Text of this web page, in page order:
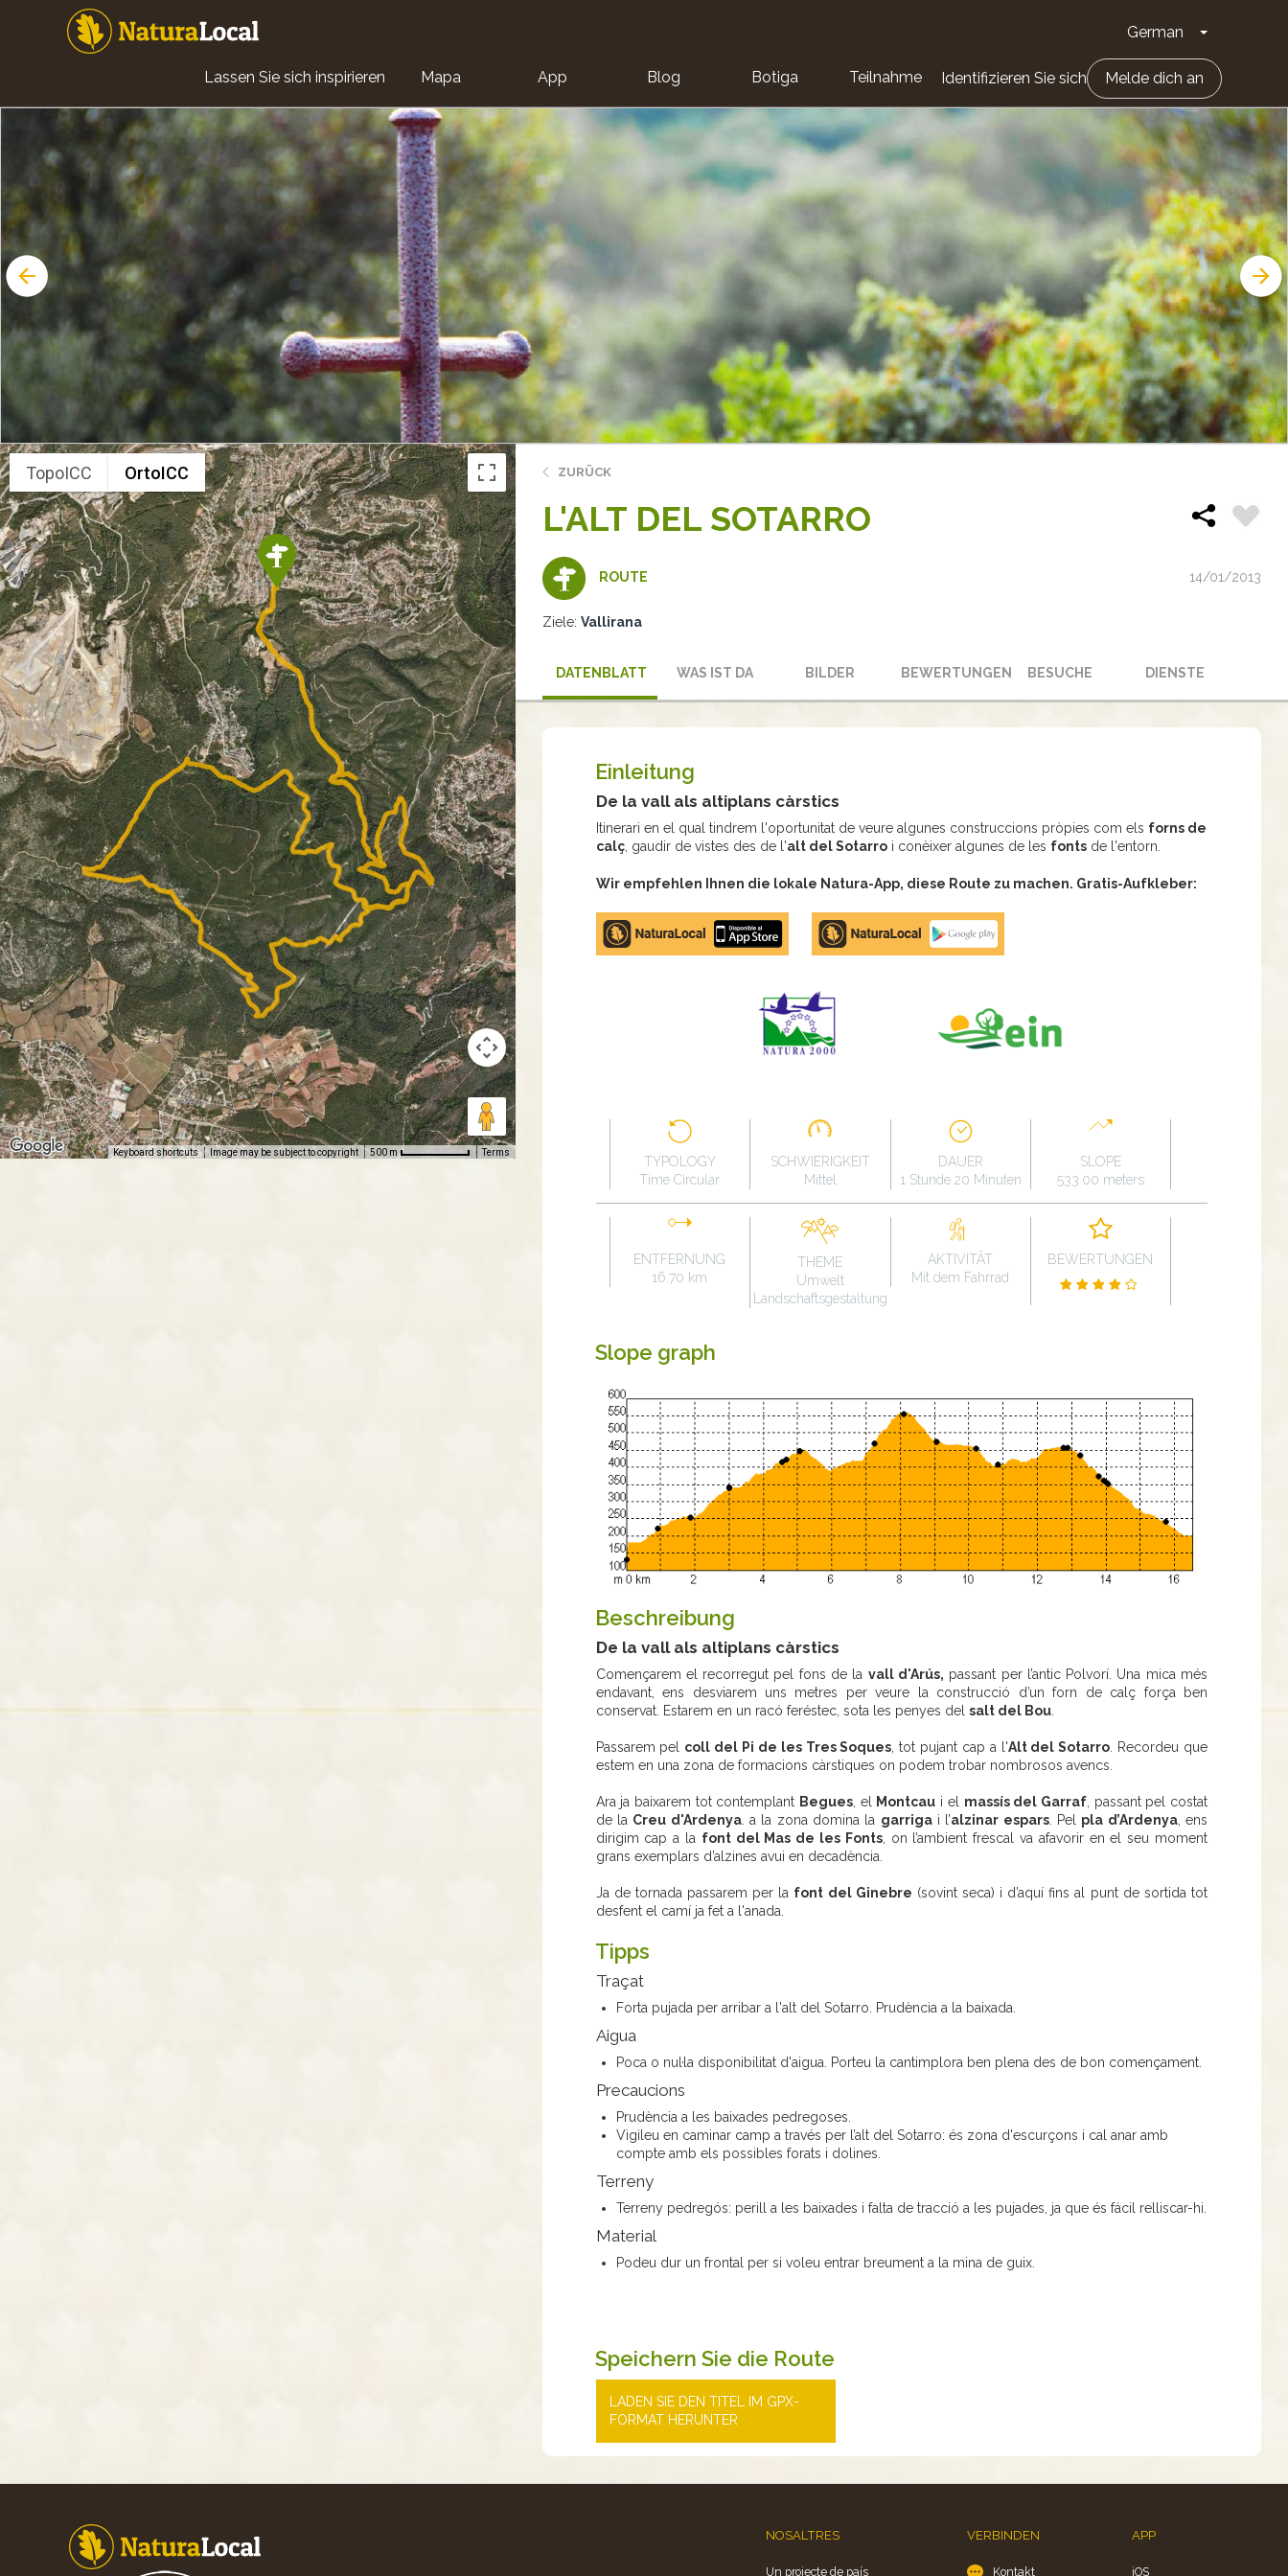
German Dropdown-
Main
navigation
Lassen Sie sich inspirieren Mapa App Blog Botiga Teilnahme Identifizieren Sie sich Melde dich an
TopoICC OrtoICC
Keyboard shortcuts Image may be subject to copyright 500 m Terms
ZURÜCK
L'ALT DEL SOTARRO
ROUTE 14/01/2013
Ziele: Vallirana
DATENBLATT WAS IST DA BILDER BEWERTUNGEN BESUCHE DIENSTE
Einleitung
De la vall als altiplans càrstics
Itinerari en el qual tindrem l'oportunitat de veure algunes construccions pròpies com els forns de
calç, gaudir de vistes des de l'alt del Sotarroi conèixer algunes de les fontsde l'entorn.
Wir empfehlen Ihnen die lokale Natura-App, diese Route zu machen. Gratis-Aufkleber:
Apple
store
Google
Play
TYPOLOGY
Time Circular
SCHWIERIGKEIT
Mittel
DAUER
1 Stunde 20 Minuten
SLOPE
533.00 meters
ENTFERNUNG
16.70 km
THEME
Umwelt
Landschaftsgestaltung
AKTIVITÄT
Mit dem Fahrrad
BEWERTUNGEN
Slope graph
Beschreibung
De la vall als altiplans càrstics
Començarem el recorregut pel fons de la vall d'Arús, passant per l’antic Polvorí. Una mica més
endavant, ens desviarem uns metres per veure la construcció d’un forn de calç força ben
conservat. Estarem en un racó feréstec, sota les penyes del salt del Bou.
Passarem pel coll del Pi de les Tres Soques, tot pujant cap a l'Alt del Sotarro. Recordeu que
estem en una zona de formacions càrstiques on podem trobar nombrosos avencs.
Ara ja baixarem tot contemplant Begues, el Montcau i el massís del Garraf, passant pel costat
de la Creu d'Ardenya. a la zona domina la garrigai l’alzinar espars. Pel pla d’Ardenya, ens
dirigim cap a la font del Mas de les Fonts, on l’ambient frescal va afavorir en el seu moment
grans exemplars d’alzines avui en decadència.
Ja de tornada passarem per la font del Ginebre (sovint seca) i d’aquí fins al punt de sortida tot
desfent el camí ja fet a l'anada.
Tipps
Traçat
Forta pujada per arribar a l'alt del Sotarro. Prudència a la baixada.
Aigua
Poca o nul·la disponibilitat d'aigua. Porteu la cantimplora ben plena des de bon començament.
Precaucions
Prudència a les baixades pedregoses.
Vigileu en caminar camp a través per l’alt del Sotarro: és zona d'escurçons i cal anar amb
compte amb els possibles forats i dolines.
Terreny
Terreny pedregós: perill a les baixades i falta de tracció a les pujades, ja que és fácil relliscar-hi.
Material
Podeu dur un frontal per si voleu entrar breument a la mina de guix.
Speichern Sie die Route
LADEN SIE DEN TITEL IM GPX-
FORMAT HERUNTER
NOSALTRES
Un projecte de país
VERBINDEN
Kontakt
APP
iOS